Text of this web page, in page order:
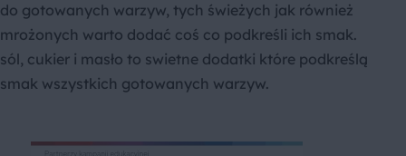
do gotowanych warzyw, tych świeżych jak również
mrożonych warto dodać coś co podkreśli ich smak.
sól, cukier i masło to swietne dodatki które podkreślą
smak wszystkich gotowanych warzyw.